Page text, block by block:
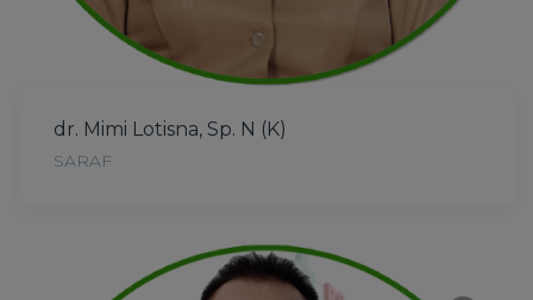
dr. Mimi Lotisna, Sp. N (K)
SARAF